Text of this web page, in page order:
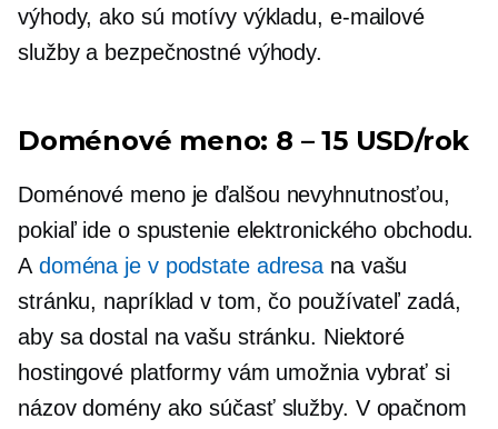
výhody, ako sú motívy výkladu, e-mailové
služby a bezpečnostné výhody.
Doménové meno: 8 – 15 USD/rok
Doménové meno je ďalšou nevyhnutnosťou,
pokiaľ ide o spustenie elektronického obchodu.
A doména je v podstate adresa na vašu
stránku, napríklad v tom, čo používateľ zadá,
aby sa dostal na vašu stránku. Niektoré
hostingové platformy vám umožnia vybrať si
názov domény ako súčasť služby. V opačnom